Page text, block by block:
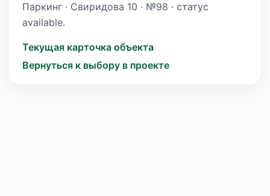
Паркинг · Свиридова 10 · №98 · статус
available.
Текущая карточка объекта
Вернуться к выбору в проекте